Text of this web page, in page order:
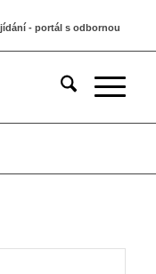
- portál s odbornou